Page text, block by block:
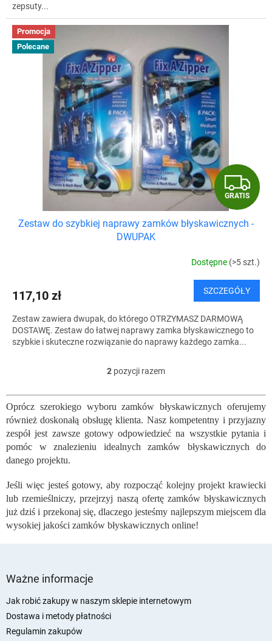
zepsuty...
Promocja
Polecane
G
R
A
T
I
S
GRATIS
Zestaw do szybkiej naprawy zamków błyskawicznych -
DWUPAK
Dostępne (>5 szt.)
117,10 zł SZCZEGÓŁY
Zestaw zawiera dwupak, do którego OTRZYMASZ DARMOWĄ
DOSTAWĘ. Zestaw do łatwej naprawy zamka błyskawicznego to
szybkie i skuteczne rozwiązanie do naprawy każdego zamka...
K
n
t
r
o
l
l
i
s
t
y
2 pozycji razem
Oprócz szerokiego wyboru zamków błyskawicznych oferujemy
również doskonałą obsługę klienta. Nasz kompetentny i przyjazny
zespół jest zawsze gotowy odpowiedzieć na wszystkie pytania i
pomóc w znalezieniu idealnych zamków błyskawicznych do
danego projektu.
Jeśli więc jesteś gotowy, aby rozpocząć kolejny projekt krawiecki
lub rzemieślniczy, przejrzyj naszą ofertę zamków błyskawicznych
już dziś i przekonaj się, dlaczego jesteśmy najlepszym miejscem dla
wysokiej jakości zamków błyskawicznych online!
Ważne informacje
Jak robić zakupy w naszym sklepie internetowym
Dostawa i metody płatności
Regulamin zakupów